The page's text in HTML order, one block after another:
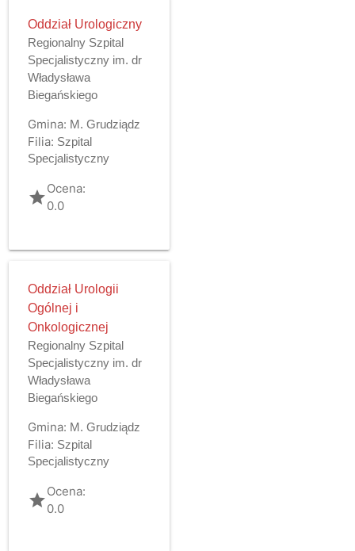
Oddział Urologiczny
Regionalny Szpital
Specjalistyczny im. dr
Władysława
Biegańskiego
Gmina: M. Grudziądz
Filia: Szpital
Specjalistyczny
gradeOcena:
0.0
Oddział Urologii
Ogólnej i
Onkologicznej
Regionalny Szpital
Specjalistyczny im. dr
Władysława
Biegańskiego
Gmina: M. Grudziądz
Filia: Szpital
Specjalistyczny
gradeOcena:
0.0